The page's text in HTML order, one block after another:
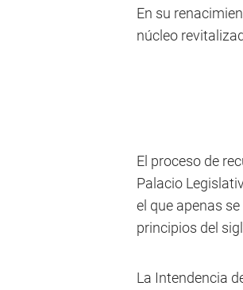
En su
núcleo
El proceso de
Palacio
el que apenas
principios del
La Intendencia